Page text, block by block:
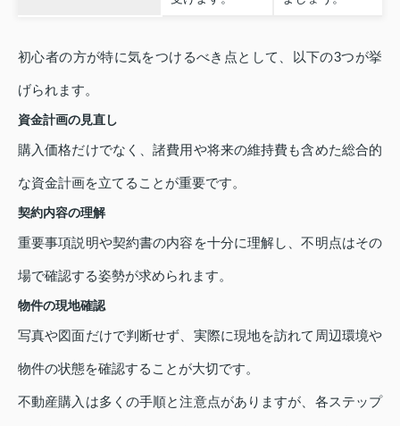
初心者の方が特に気をつけるべき点として、以下の3つが挙
げられます。
資金計画の見直し
購入価格だけでなく、諸費用や将来の維持費も含めた総合的
な資金計画を立てることが重要です。
契約内容の理解
重要事項説明や契約書の内容を十分に理解し、不明点はその
場で確認する姿勢が求められます。
物件の現地確認
写真や図面だけで判断せず、実際に現地を訪れて周辺環境や
物件の状態を確認することが大切です。
不動産購入は多くの手順と注意点がありますが、各ステップ